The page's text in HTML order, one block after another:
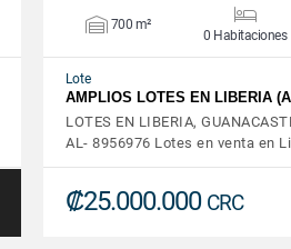
700 m²
0 Habitaciones
Lote
AMPLIOS LOTES EN LIBERIA
LOTES EN LIBERIA,
AL- 8956976 Lotes en venta en
₡25.000.000 CRC